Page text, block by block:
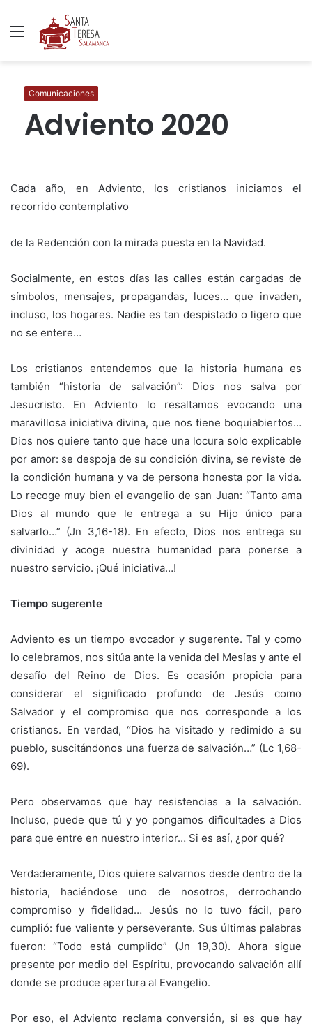
Menú
Comunicaciones
Adviento 2020
Cada año, en Adviento, los cristianos iniciamos el
recorrido contemplativo
de la Redención con la mirada puesta en la Navidad.
Socialmente, en estos días las calles están cargadas de
símbolos, mensajes, propagandas, luces… que invaden,
incluso, los hogares. Nadie es tan despistado o ligero que
no se entere…
Los cristianos entendemos que la historia humana es
también “historia de salvación”: Dios nos salva por
Jesucristo. En Adviento lo resaltamos evocando una
maravillosa iniciativa divina, que nos tiene boquiabiertos…
Dios nos quiere tanto que hace una locura solo explicable
por amor: se despoja de su condición divina, se reviste de
la condición humana y va de persona honesta por la vida.
Lo recoge muy bien el evangelio de san Juan: “Tanto ama
Dios al mundo que le entrega a su Hijo único para
salvarlo…” (Jn 3,16-18). En efecto, Dios nos entrega su
divinidad y acoge nuestra humanidad para ponerse a
nuestro servicio. ¡Qué iniciativa…!
Tiempo sugerente
Adviento es un tiempo evocador y sugerente. Tal y como
lo celebramos, nos sitúa ante la venida del Mesías y ante el
desafío del Reino de Dios. Es ocasión propicia para
considerar el significado profundo de Jesús como
Salvador y el compromiso que nos corresponde a los
cristianos. En verdad, “Dios ha visitado y redimido a su
pueblo, suscitándonos una fuerza de salvación…” (Lc 1,68-
69).
Pero observamos que hay resistencias a la salvación.
Incluso, puede que tú y yo pongamos dificultades a Dios
para que entre en nuestro interior… Si es así, ¿por qué?
Verdaderamente, Dios quiere salvarnos desde dentro de la
historia, haciéndose uno de nosotros, derrochando
compromiso y fidelidad… Jesús no lo tuvo fácil, pero
cumplió: fue valiente y perseverante. Sus últimas palabras
fueron: “Todo está cumplido” (Jn 19,30). Ahora sigue
presente por medio del Espíritu, provocando salvación allí
donde se produce apertura al Evangelio.
Por eso, el Adviento reclama conversión, si es que hay